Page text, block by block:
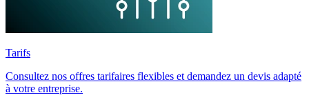
Tarifs
Consultez nos offres tarifaires flexibles et demandez un devis adapté
à votre entreprise.